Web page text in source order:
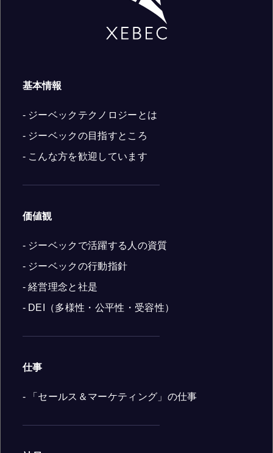
基本情報
- ジーベックテクノロジーとは
- ジーベックの目指すところ
- こんな方を歓迎しています
価値観
- ジーベックで活躍する人の資質
- ジーベックの行動指針
- 経営理念と社是
- DEI（多様性・公平性・受容性）
仕事
- 「セールス＆マーケティング」の仕事